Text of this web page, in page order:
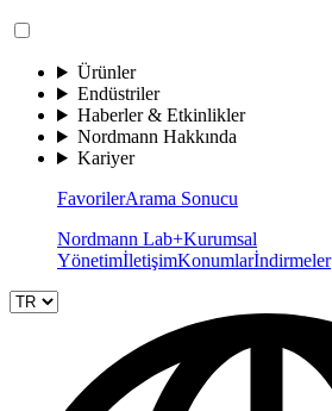
Ürünler
Endüstriler
Haberler & Etkinlikler
Nordmann Hakkında
Kariyer
FavorilerArama Sonucu
Nordmann Lab+Kurumsal
YönetimİletişimKonumlarİndirmeler